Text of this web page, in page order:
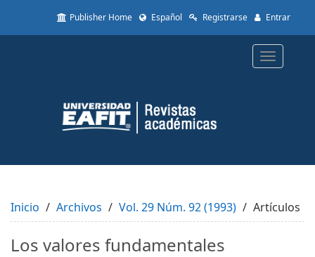
to
Content
Sidebar
Publisher Home Español Registrarse Entrar
Toggle
Inicio Archivos Vol. 29 Núm. 92 (1993) Artículos
Los valores fundamentales